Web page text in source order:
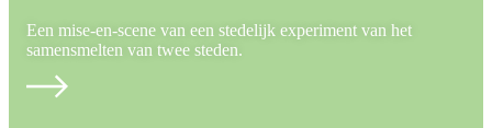
Een mise-en-scene van een stedelijk experiment van het
samensmelten van twee steden.